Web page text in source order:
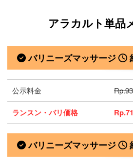
アラカルト単品
バリニーズマッサージ
公示料金
ランスン・バリ価格
バリニーズマッサージ